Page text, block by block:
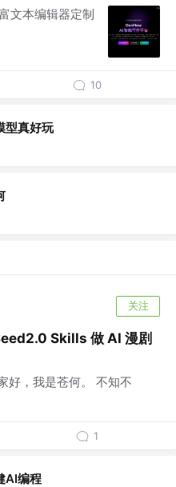
文本编辑器定制
10
型真好玩
关注
Skills 做 AI 漫剧
好，我是苍何。 不知不
1
AI编程